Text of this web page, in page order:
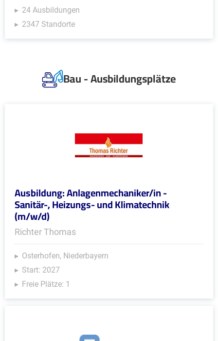
24 Ausbildungen
2347 Standorte
Bau - Ausbildungsplätze
Ausbildung: Anlagenmechaniker/in -
Sanitär-, Heizungs- und Klimatechnik
(m/w/d)
Richter Thomas
Osterhofen, Niederbayern
Start: 2027
Freie Plätze: 1